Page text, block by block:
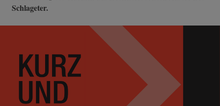
Schlageter.